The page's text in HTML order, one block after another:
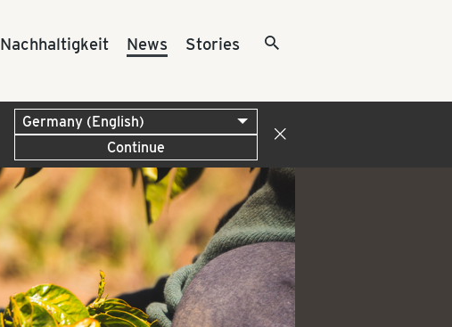
Nachhaltigkeit News Stories
Continue